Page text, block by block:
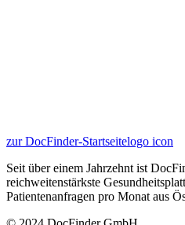
zur DocFinder-Startseitelogo icon
Seit über einem Jahrzehnt ist
reichweitenstärkste
Patientenanfragen pro Monat aus